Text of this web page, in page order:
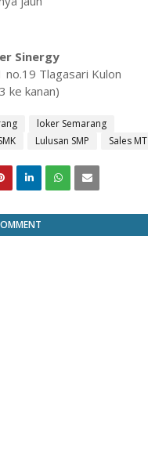
Sinergy
no.19 Tlagasari Kulon
ke kanan)
loker Semarang
Lulusan SMP Sales MT